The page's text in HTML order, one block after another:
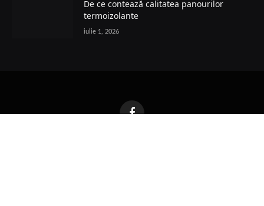
De ce contează calitatea panourilor
termoizolante
iulie 1, 2026
Facebook